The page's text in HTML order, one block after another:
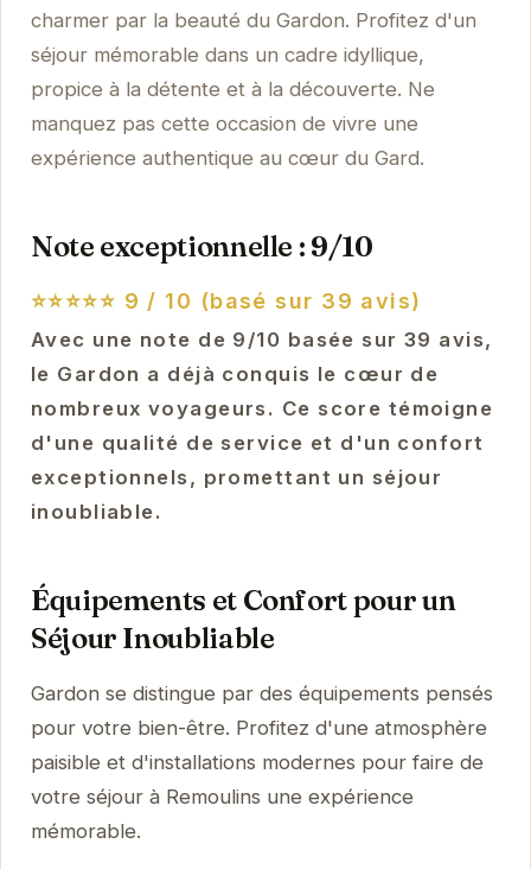
charmer par la beauté du Gardon. Profitez d'un
séjour mémorable dans un cadre idyllique,
propice à la détente et à la découverte. Ne
manquez pas cette occasion de vivre une
expérience authentique au cœur du Gard.
Note exceptionnelle : 9/10
⭐⭐⭐⭐⭐ 9 / 10 (basé sur 39 avis)
Avec une note de 9/10 basée sur 39 avis,
le Gardon a déjà conquis le cœur de
nombreux voyageurs. Ce score témoigne
d'une qualité de service et d'un confort
exceptionnels, promettant un séjour
inoubliable.
Équipements et Confort pour un
Séjour Inoubliable
Gardon se distingue par des équipements pensés
pour votre bien-être. Profitez d'une atmosphère
paisible et d'installations modernes pour faire de
votre séjour à Remoulins une expérience
mémorable.